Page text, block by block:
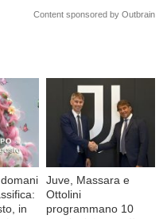
Content sponsored by Outbrain
in
Juve, Massara e
Ottolini
programmano 10